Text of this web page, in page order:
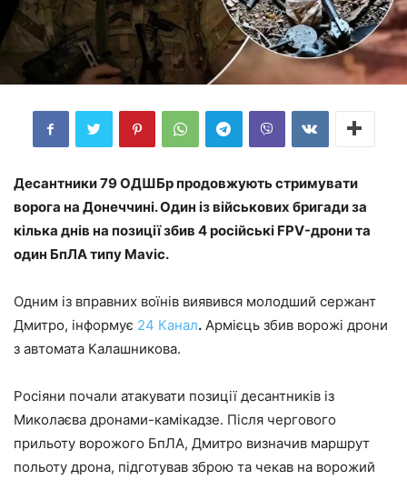
Десантники 79 ОДШБр продовжують стримувати
ворога на Донеччині. Один із військових бригади за
кілька днів на позиції збив 4 російські FPV-дрони та
один БпЛА типу Mavic.
Одним із вправних воїнів виявився молодший сержант
Дмитро, інформує 24 Канал. Армієць збив ворожі дрони
з автомата Калашникова.
Росіяни почали атакувати позиції десантників із
Миколаєва дронами-камікадзе. Після чергового
прильоту ворожого БпЛА, Дмитро визначив маршрут
польоту дрона, підготував зброю та чекав на ворожий